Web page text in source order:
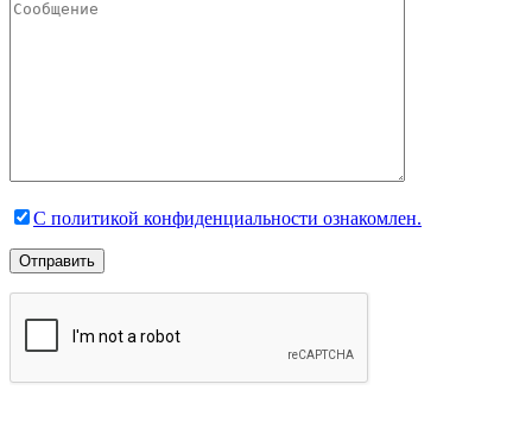
С политикой конфиденциальности ознакомлен.